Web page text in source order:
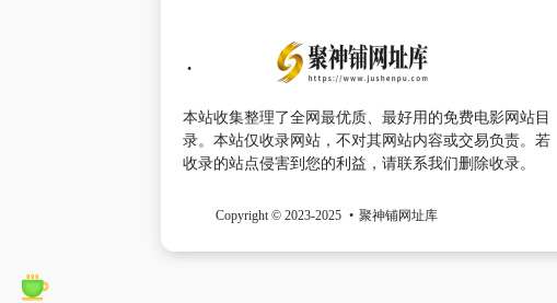
本站收集整理了全网最优质、最好用的免费电影网站目
录。本站仅收录网站，不对其网站内容或交易负责。若
收录的站点侵害到您的利益，请联系我们删除收录。
Copyright © 2023-2025 聚神铺网址库